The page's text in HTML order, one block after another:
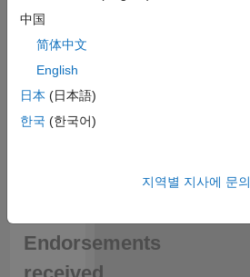
Endorsements
中国
简体中文
English
日本 (日本語)
한국 (한국어)
지역별 지사에 문의